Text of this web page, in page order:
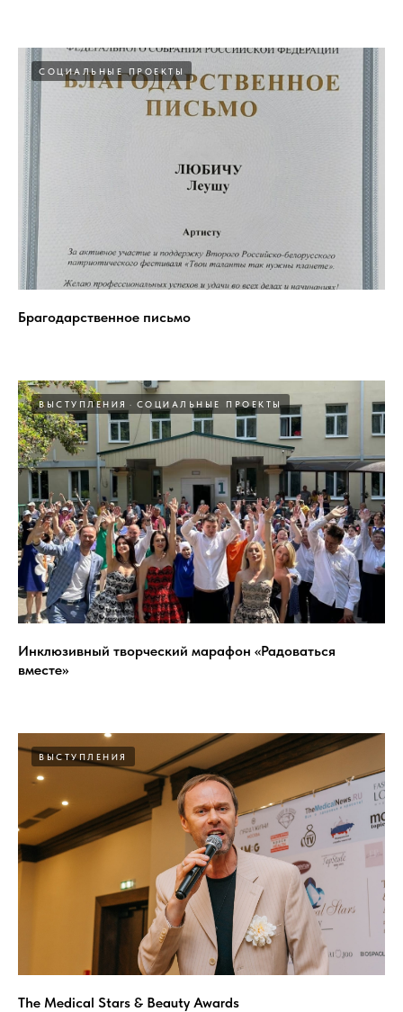
СОЦИАЛЬНЫЕ ПРОЕКТЫ
Брагодарственное письмо
ВЫСТУПЛЕНИЯ СОЦИАЛЬНЫЕ ПРОЕКТЫ
Инклюзивный творческий марафон «Радоваться
вместе»
ВЫСТУПЛЕНИЯ
The Medical Stars & Beauty Awards